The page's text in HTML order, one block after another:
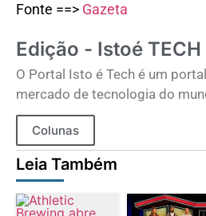
Fonte ==> Gazeta
Edição - Istoé TECH
O Portal Isto é Tech é um
mercado de tecnologia do
Colunas
Leia Também